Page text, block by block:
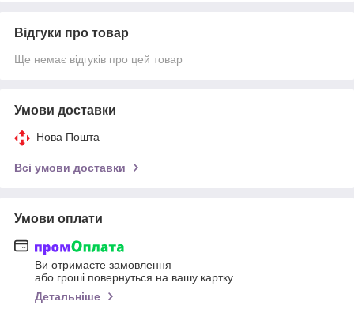
Відгуки про товар
Ще немає відгуків про цей товар
Умови доставки
Нова Пошта
Всі умови доставки
Умови оплати
Ви отримаєте замовлення
або гроші повернуться на вашу картку
Детальніше